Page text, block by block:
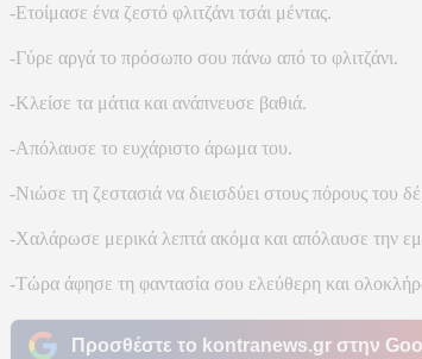
-Ετοίμασε ένα ζεστό φλιτζάνι τσάι μέντας.
-Γύρε αργά το πρόσωπο σου πάνω από το φλιτζάνι.
-Κλείσε τα μάτια και ανάπνευσε βαθιά.
-Απόλαυσε το ευχάριστο άρωμα του.
-Νιώσε τη ζεστασιά να διεισδύει στους πόρους του
-Χαλάρωσε μερικά λεπτά ακόμα και απόλαυσε την
-Τώρα άφησε τη φαντασία σου ελεύθερη και
Προσθέστε το kontranews.gr στην